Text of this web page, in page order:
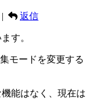
返信
す。
モードを変更する
能はなく、現在は